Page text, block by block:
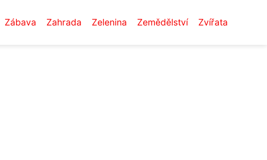
Zábava Zahrada Zelenina Zemědělství Zvířata